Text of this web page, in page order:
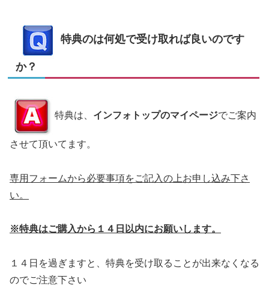
特典のは何処で受け取れば良いのです
か？
特典は、 インフォトップのマイページでご案内
させて頂いてます。
専用フォームから必要事項をご記入の上お申し込み下さ
い。
※特典はご購入から１４日以内にお願いします。
１４日を過ぎますと、特典を受け取ることが出来なくなる
のでご注意下さい